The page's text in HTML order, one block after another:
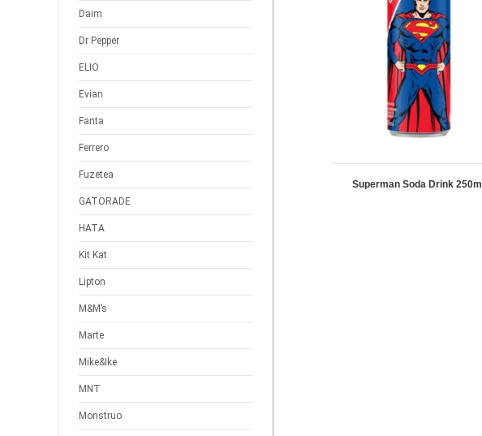
Daim
Dr Pepper
ELIO
Evian
Fanta
Ferrero
Fuzetea
GATORADE
HATA
Kit Kat
Lipton
M&M’s
Marte
Mike&Ike
MNT
Monstruo
Superman Soda Drink 250ml